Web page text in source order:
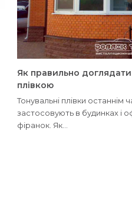
Як правильно
плівкою
Тонувальні плівки останнім
застосовують в будинках і
фіранок. Як…